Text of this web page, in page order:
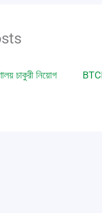
চাকুরী নিয়োগ